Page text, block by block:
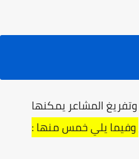
المشاعر يمكنها
وفيما يلي خمس منها :